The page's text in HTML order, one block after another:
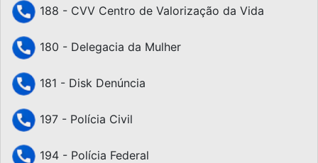
188 - CVV Centro de Valorização da Vida
180 - Delegacia da Mulher
181 - Disk Denúncia
197 - Polícia Civil
194 - Polícia Federal